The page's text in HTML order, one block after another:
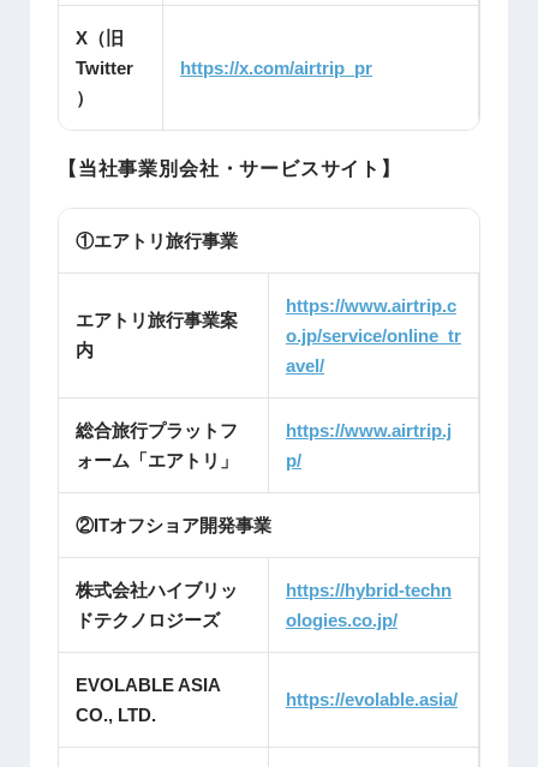
X（旧
Twitter
）
https://x.com/airtrip_pr
【当社事業別会社・サービスサイト】
①エアトリ旅行事業
エアトリ旅行事業案
内
https://www.airtrip.c
o.jp/service/online_tr
avel/
総合旅行プラットフ
ォーム「エアトリ」
https://www.airtrip.j
p/
②ITオフショア開発事業
株式会社ハイブリッ
ドテクノロジーズ
https://hybrid-techn
ologies.co.jp/
EVOLABLE ASIA
CO., LTD.
https://evolable.asia/